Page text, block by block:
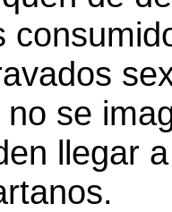
no se
llegar